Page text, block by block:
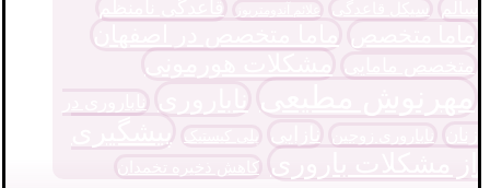
سیکل قاعدگی علائم آندومتریوز قاعدگی نامنظم
ماما متخصص ماما متخصص در اصفهان
متخصص مامایی مشکلات هورمونی
مهرنوش مطیعی ناباروری
ناباروری در
زنان
ناباروری زوجین نازایی پلی کیستیک
پیشگیری
از مشکلات باروری
کاهش ذخیره تخمدان